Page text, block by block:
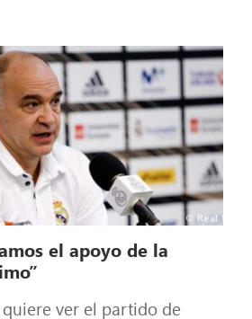
el apoyo de la
ver el partido de